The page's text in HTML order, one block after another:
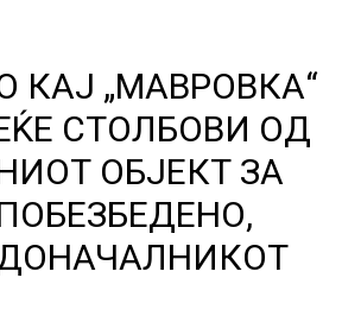
КАЈ „МАВРОВКА“
СТОЛБОВИ ОД
ОБЈЕКТ ЗА